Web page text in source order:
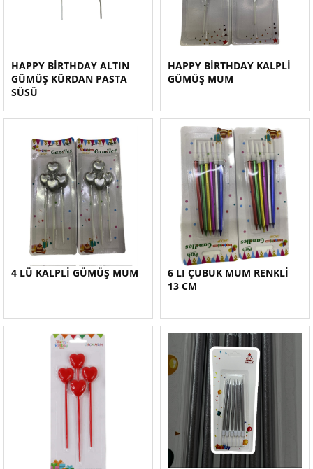
HAPPY BİRTHDAY ALTIN
GÜMÜŞ KÜRDAN PASTA
SÜSÜ
HAPPY BİRTHDAY KALPLİ
GÜMÜŞ MUM
4 LÜ KALPLİ GÜMÜŞ MUM
6 LI ÇUBUK MUM RENKLİ
13 CM